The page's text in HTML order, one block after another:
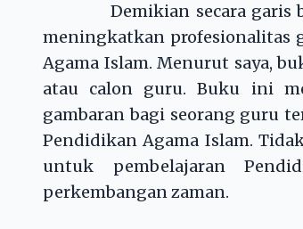
Demikian secara garis
meningkatkan profesionalitas
Agama Islam. Menurut saya,
atau calon guru. Buku ini
gambaran bagi seorang guru
Pendidikan Agama Islam.
untuk pembelajaran
perkembangan zaman.